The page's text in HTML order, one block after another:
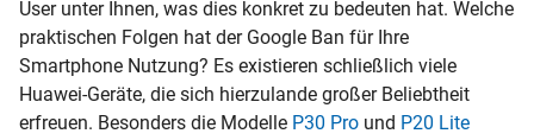
User unter Ihnen, was dies konkret zu bedeuten hat. Welche
praktischen Folgen hat der Google Ban für Ihre
Smartphone Nutzung? Es existieren schließlich viele
Huawei-Geräte, die sich hierzulande großer Beliebtheit
erfreuen. Besonders die Modelle P30 Pro und P20 Lite